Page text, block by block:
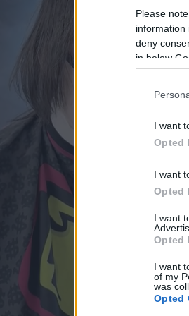
Please
information
deny
in below
I want
Opted
I want
Opted
I want
Opted
I want
of my
was
Opted